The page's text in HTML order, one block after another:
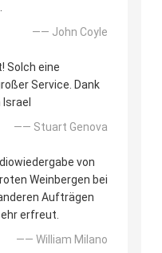
—— John Coyle
Solch eine
Service. Dank
—— Stuart Genova
von
Weinbergen bei
Aufträgen
erfreut.
—— William Milano